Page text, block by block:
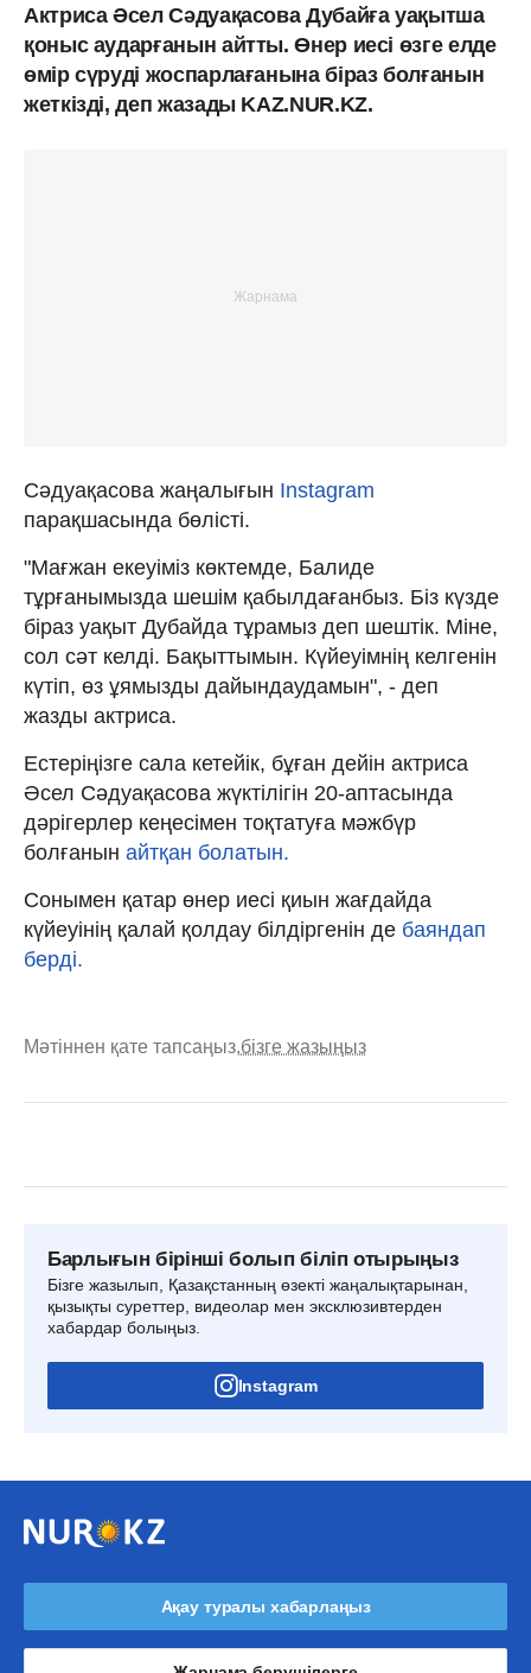
Актриса Әсел Сәдуақасова Дубайға уақытша
қоныс аударғанын айтты. Өнер иесі өзге елде
өмір сүруді жоспарлағанына біраз болғанын
жеткізді, деп жазады KAZ.NUR.KZ.
Сәдуақасова жаңалығын Instagram
парақшасында бөлісті.
"Мағжан екеуіміз көктемде, Балиде
тұрғанымызда шешім қабылдағанбыз. Біз күзде
біраз уақыт Дубайда тұрамыз деп шештік. Міне,
сол сәт келді. Бақыттымын. Күйеуімнің келгенін
күтіп, өз ұямызды дайындаудамын", - деп
жазды актриса.
Естеріңізге сала кетейік, бұған дейін актриса
Әсел Сәдуақасова жүктілігін 20-аптасында
дәрігерлер кеңесімен тоқтатуға мәжбүр
болғанын айтқан болатын.
Сонымен қатар өнер иесі қиын жағдайда
күйеуінің қалай қолдау білдіргенін де баяндап
берді.
Мәтіннен қате тапсаңыз,бізге жазыңыз
Барлығын бірінші болып біліп отырыңыз
Бізге жазылып, Қазақстанның өзекті жаңалықтарынан,
қызықты суреттер, видеолар мен эксклюзивтерден
хабардар болыңыз.
Instagram
Ақау туралы хабарлаңыз